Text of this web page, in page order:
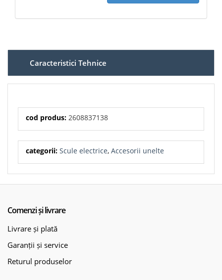
Caracteristici Tehnice
cod produs: 2608837138
categorii: Scule electrice, Accesorii unelte
Comenzi și livrare
Livrare și plată
Garanții și service
Returul produselor